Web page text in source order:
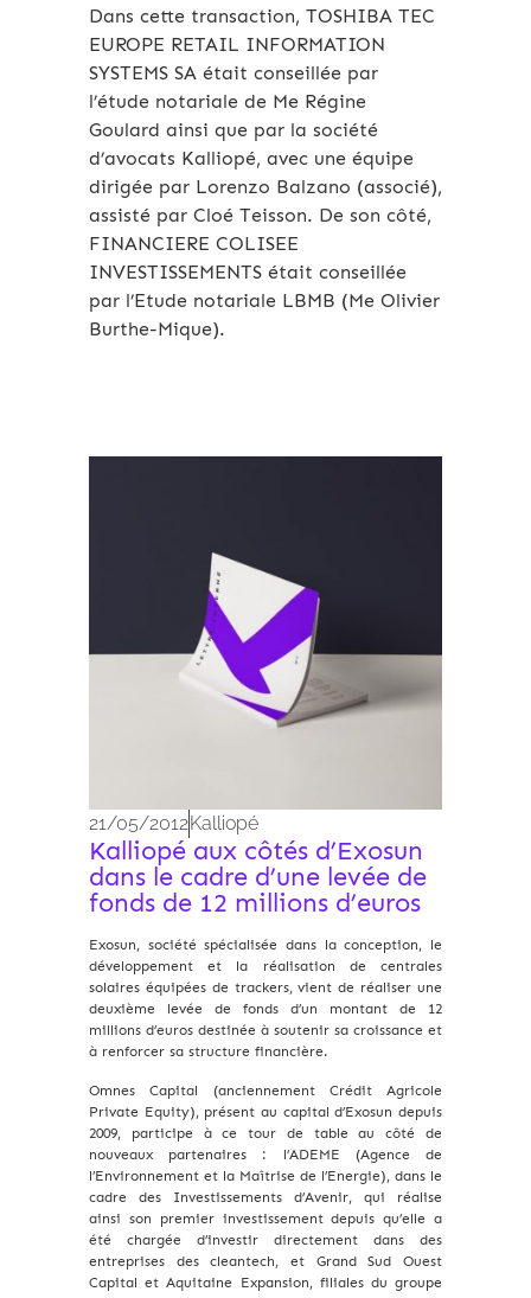
Dans cette transaction, TOSHIBA TEC
EUROPE RETAIL INFORMATION
SYSTEMS SA était conseillée par
l’étude notariale de Me Régine
Goulard ainsi que par la société
d’avocats Kalliopé, avec une équipe
dirigée par Lorenzo Balzano (associé),
assisté par Cloé Teisson. De son côté,
FINANCIERE COLISEE
INVESTISSEMENTS était conseillée
par l’Etude notariale LBMB (Me Olivier
Burthe-Mique).
21/05/2012Kalliopé
Kalliopé aux côtés d’Exosun
dans le cadre d’une levée de
fonds de 12 millions d’euros
Exosun, société spécialisée dans la conception, le
développement et la réalisation de centrales
solaires équipées de trackers, vient de réaliser une
deuxième levée de fonds d’un montant de 12
millions d’euros destinée à soutenir sa croissance et
à renforcer sa structure financière.
Omnes Capital (anciennement Crédit Agricole
Private Equity), présent au capital d’Exosun depuis
2009, participe à ce tour de table au côté de
nouveaux partenaires : l’ADEME (Agence de
l’Environnement et la Maîtrise de l’Energie), dans le
cadre des Investissements d’Avenir, qui réalise
ainsi son premier investissement depuis qu’elle a
été chargée d’investir directement dans des
entreprises des cleantech, et Grand Sud Ouest
Capital et Aquitaine Expansion, filiales du groupe